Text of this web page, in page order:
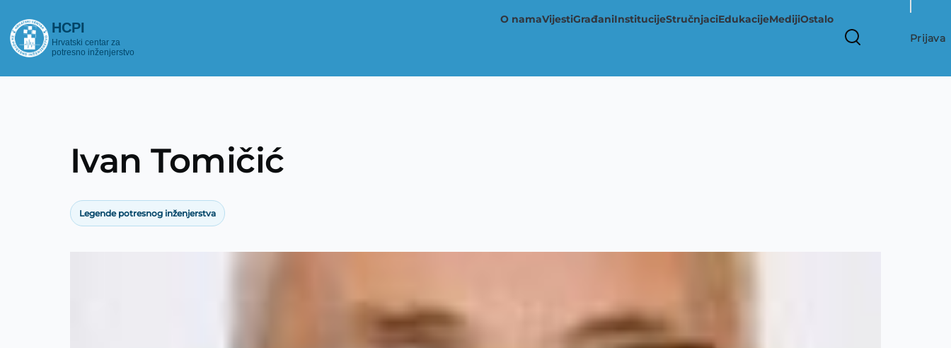
HCPI
Hrvatski centar za
potresno inženjerstvo
Main
O namaVijestiGrađaniInstitucijeStručnjaciEdukacijeMedijiOstalo
menu
Prijava
Breadcrumb
Ivan Tomičić
Legende potresnog inženjerstva